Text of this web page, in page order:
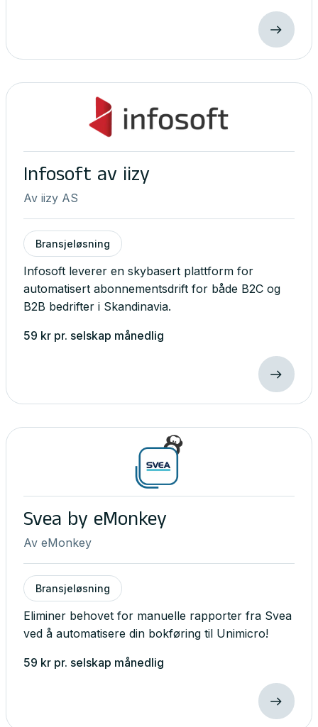
Infosoft av iizy
Av iizy AS
Bransjeløsning
Infosoft leverer en skybasert plattform for
automatisert abonnementsdrift for både B2C og
B2B bedrifter i Skandinavia.
59 kr pr. selskap månedlig
Svea by eMonkey
Av eMonkey
Bransjeløsning
Eliminer behovet for manuelle rapporter fra Svea
ved å automatisere din bokføring til Unimicro!
59 kr pr. selskap månedlig